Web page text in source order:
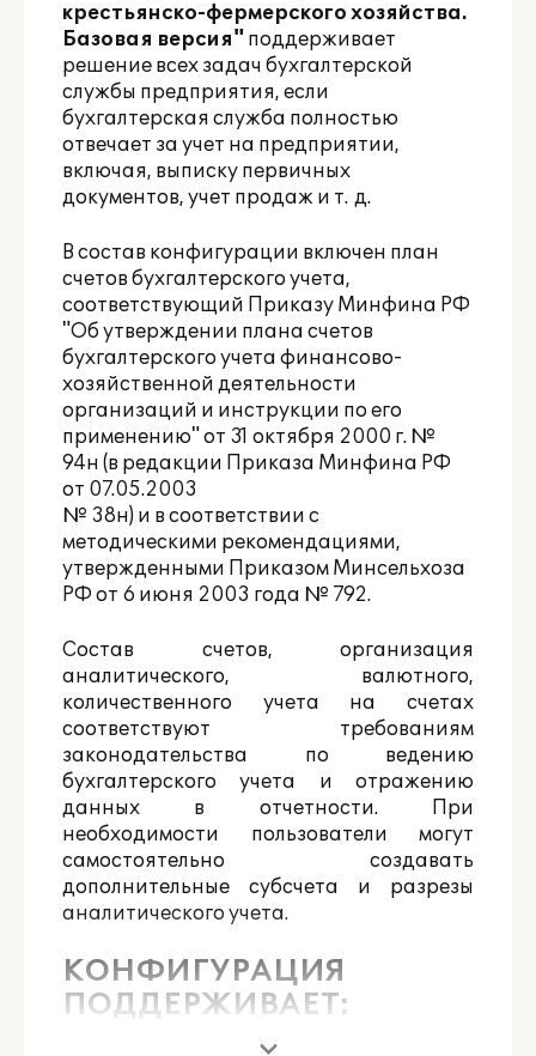
крестьянско-фермерского хозяйства.
Базовая версия" поддерживает
решение всех задач бухгалтерской
службы предприятия, если
бухгалтерская служба полностью
отвечает за учет на предприятии,
включая, выписку первичных
документов, учет продаж и т. д.
В состав конфигурации включен план
счетов бухгалтерского учета,
соответствующий Приказу Минфина РФ
"Об утверждении плана счетов
бухгалтерского учета финансово-
хозяйственной деятельности
организаций и инструкции по его
применению" от 31 октября 2000 г. №
94н (в редакции Приказа Минфина РФ
от 07.05.2003
№ 38н) и в соответствии с
методическими рекомендациями,
утвержденными Приказом Минсельхоза
РФ от 6 июня 2003 года № 792.
Состав счетов, организация
аналитического, валютного,
количественного учета на счетах
соответствуют требованиям
законодательства по ведению
бухгалтерского учета и отражению
данных в отчетности. При
необходимости пользователи могут
самостоятельно создавать
дополнительные субсчета и разрезы
аналитического учета.
КОНФИГУРАЦИЯ
ПОДДЕРЖИВАЕТ: